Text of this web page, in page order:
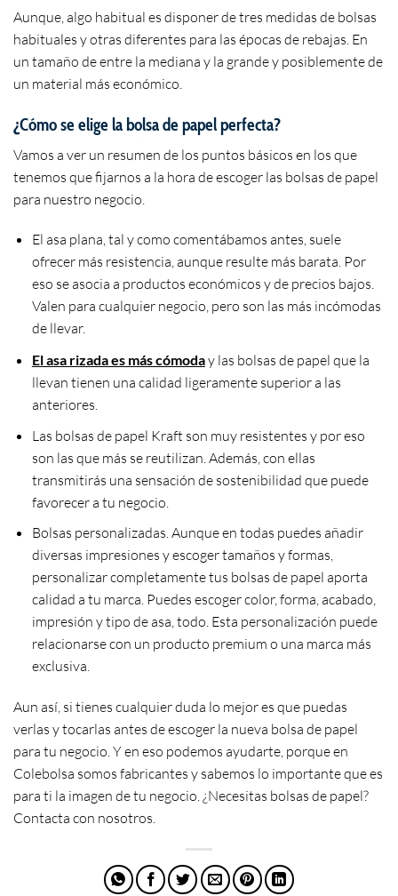
Aunque, algo habitual es disponer de tres medidas de bolsas
habituales y otras diferentes para las épocas de rebajas. En
un tamaño de entre la mediana y la grande y posiblemente de
un material más económico.
¿Cómo se elige la bolsa de papel perfecta?
Vamos a ver un resumen de los puntos básicos en los que
tenemos que fijarnos a la hora de escoger las bolsas de papel
para nuestro negocio.
El asa plana, tal y como comentábamos antes, suele
ofrecer más resistencia, aunque resulte más barata. Por
eso se asocia a productos económicos y de precios bajos.
Valen para cualquier negocio, pero son las más incómodas
de llevar.
El asa rizada es más cómoday las bolsas de papel que la
llevan tienen una calidad ligeramente superior a las
anteriores.
Las bolsas de papel Kraft son muy resistentes y por eso
son las que más se reutilizan. Además, con ellas
transmitirás una sensación de sostenibilidad que puede
favorecer a tu negocio.
Bolsas personalizadas. Aunque en todas puedes añadir
diversas impresiones y escoger tamaños y formas,
personalizar completamente tus bolsas de papel aporta
calidad a tu marca. Puedes escoger color, forma, acabado,
impresión y tipo de asa, todo. Esta personalización puede
relacionarse con un producto premium o una marca más
exclusiva.
Aun así, si tienes cualquier duda lo mejor es que puedas
verlas y tocarlas antes de escoger la nueva bolsa de papel
para tu negocio. Y en eso podemos ayudarte, porque en
Colebolsa somos fabricantes y sabemos lo importante que es
para ti la imagen de tu negocio. ¿Necesitas bolsas de papel?
Contacta con nosotros.